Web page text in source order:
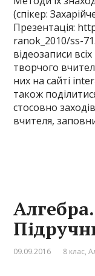
(спікер:
Презентація:
ranok_2010/ss-
відеозаписи
творчого
них на сайті
також
стосовно
вчителя,
09.09.2016 8 клас,